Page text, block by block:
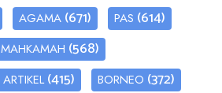
AGAMA (671) PAS (614)
MAHKAMAH (568)
ARTIKEL (415) BORNEO (372)